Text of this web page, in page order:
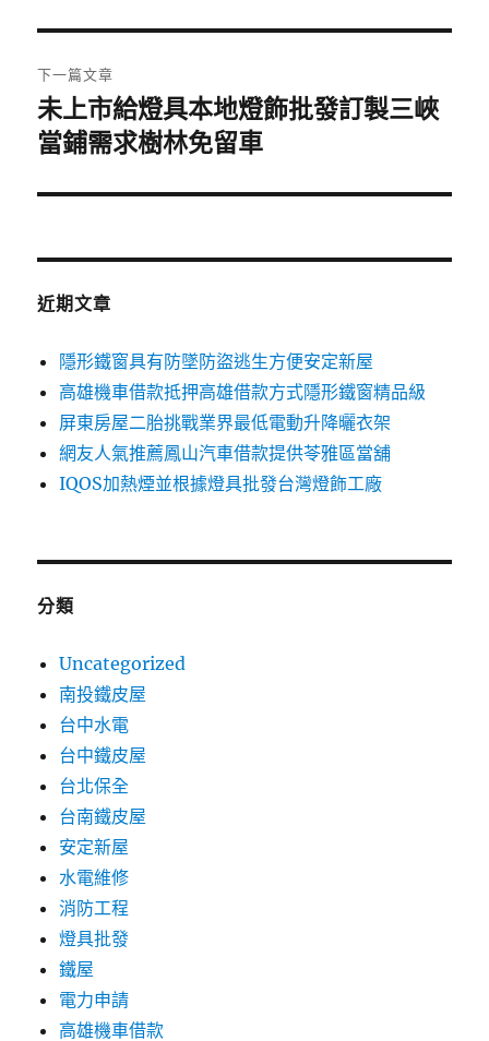
覽
文
章:
下一篇文章
下
一
文
未上市給燈具本地燈飾批發訂製三峽
當鋪需求樹林免留車
近期文章
隱形鐵窗具有防墜防盜逃生方便安定新屋
高雄機車借款抵押高雄借款方式隱形鐵窗精品級
屏東房屋二胎挑戰業界最低電動升降曬衣架
網友人氣推薦鳳山汽車借款提供苓雅區當舖
IQOS加熱煙並根據燈具批發台灣燈飾工廠
分類
Uncategorized
南投鐵皮屋
台中水電
台中鐵皮屋
台北保全
台南鐵皮屋
安定新屋
水電維修
消防工程
燈具批發
鐵屋
電力申請
高雄機車借款